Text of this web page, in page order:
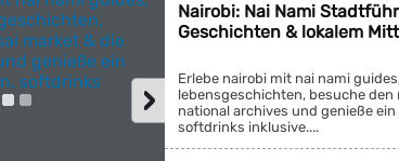
›
Nairobi: Nai Nami
Geschichten & lokalem
Erlebe nairobi mit nai nami
lebensgeschichten, besuche den
national archives und genieße
softdrinks inklusive....